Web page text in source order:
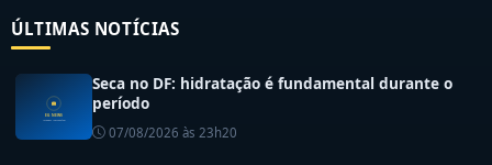
ÚLTIMAS NOTÍCIAS
Seca no DF: hidratação é fundamental durante o
período
07/08/2026 às 23h20